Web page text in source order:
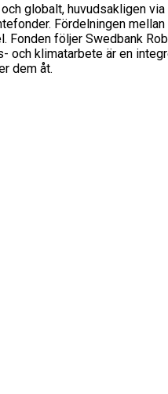
globalt, huvudsakligen
Fördelningen
följer Swedbank
klimatarbete är en
dem åt.